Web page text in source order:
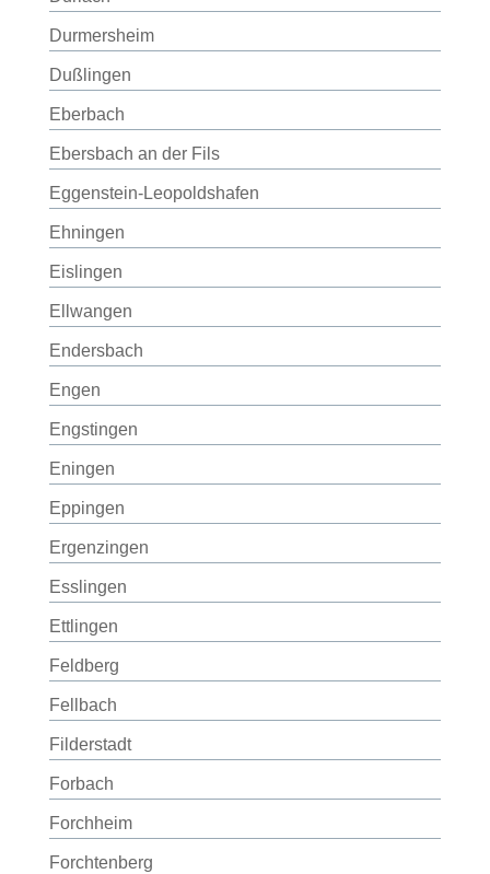
Durmersheim
Dußlingen
Eberbach
Ebersbach an der Fils
Eggenstein-Leopoldshafen
Ehningen
Eislingen
Ellwangen
Endersbach
Engen
Engstingen
Eningen
Eppingen
Ergenzingen
Esslingen
Ettlingen
Feldberg
Fellbach
Filderstadt
Forbach
Forchheim
Forchtenberg